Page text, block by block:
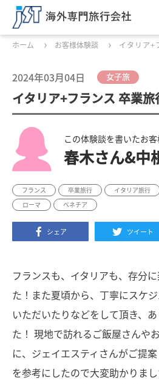
ホーム お客様体験談 イタリア+
2024年03月04日 女子旅
イタリア+フランス 卒業旅
この体験談を書いたお
春木さん&中
フランス 卒業旅行 イタリア旅行
ローマ
ベネチア
シェア ツイート
フランスも、イタリアも、存分
た！また夏頃から、丁寧にスケ
いただいたりなどをして頂き、
た！ 現地で訪れるご飯屋さんや
に、ジェイエスティさんがご提
を参考にしたので大変助かりま